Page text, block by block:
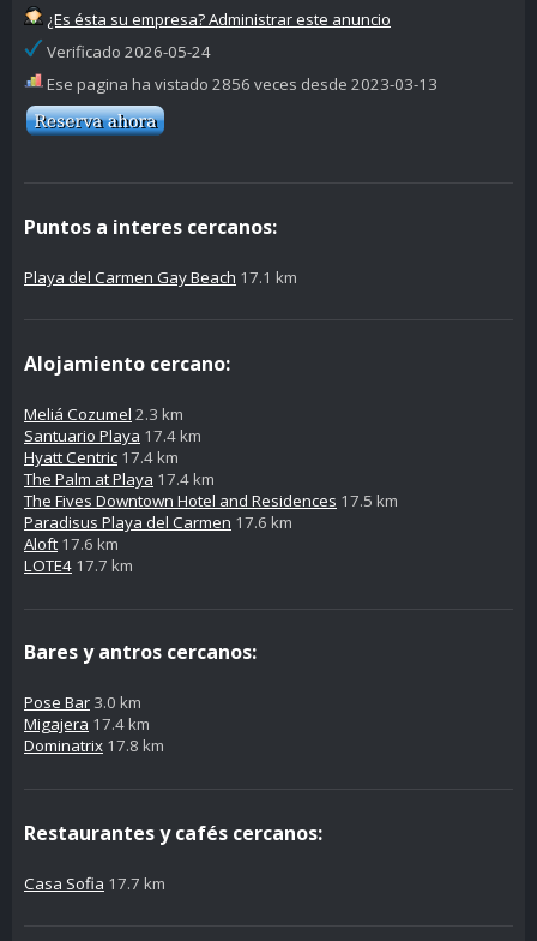
¿Es ésta su empresa? Administrar este anuncio
Verificado 2026-05-24
Ese pagina ha vistado 2856 veces desde 2023-03-13
Puntos a interes cercanos:
Playa del Carmen Gay Beach 17.1 km
Alojamiento cercano:
Meliá Cozumel 2.3 km
Santuario Playa 17.4 km
Hyatt Centric 17.4 km
The Palm at Playa 17.4 km
The Fives Downtown Hotel and Residences 17.5 km
Paradisus Playa del Carmen 17.6 km
Aloft 17.6 km
LOTE4 17.7 km
Bares y antros cercanos:
Pose Bar 3.0 km
Migajera 17.4 km
Dominatrix 17.8 km
Restaurantes y cafés cercanos:
Casa Sofia 17.7 km